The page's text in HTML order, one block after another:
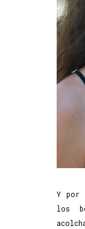
Y por
los